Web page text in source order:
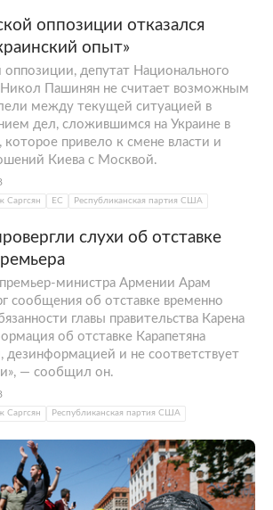
оппозиции отказался
опыт»
депутат Национального
Никол Пашинян не считает возможным
между текущей ситуацией в
дел, сложившимся на Украине в
привело к смене власти и
Киева с Москвой.
Саргсян ЕС Республиканская партия США
слухи об отставке
премьер-министра Армении Арам
сообщения об отставке временно
главы правительства Карена
об отставке Карапетяна
дезинформацией и не соответствует
— сообщил он.
Саргсян Республиканская партия США